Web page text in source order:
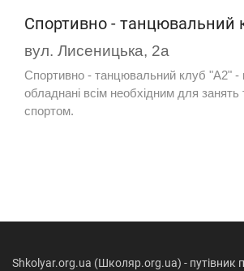
Спортивно - танцювальний
вул. Лисеницька, 2а
Спортивно - танцювальний клуб "А2" -
обладнані всім необхідним для
спортом.
Shkolyar.org.ua (Школяр.org.ua) - путівник